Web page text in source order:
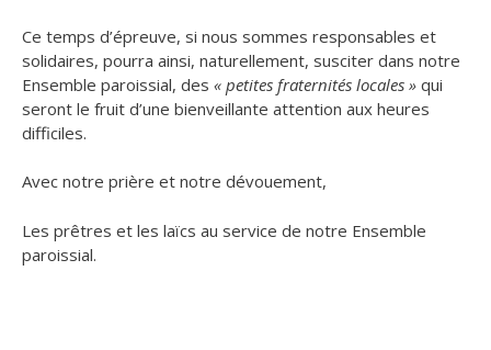
Ce temps d’épreuve, si nous sommes responsables et
solidaires, pourra ainsi, naturellement, susciter dans notre
Ensemble paroissial, des « petites fraternités locales » qui
seront le fruit d’une bienveillante attention aux heures
difficiles.
Avec notre prière et notre dévouement,
Les prêtres et les laïcs au service de notre Ensemble
paroissial.